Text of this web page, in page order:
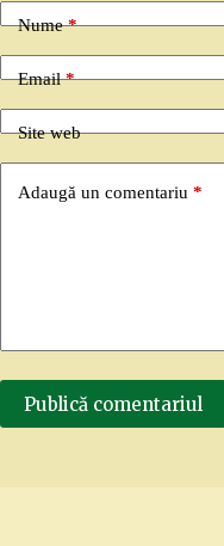
Nume*
Email*
Site web
Adaugă un comentariu *
Publică comentariul